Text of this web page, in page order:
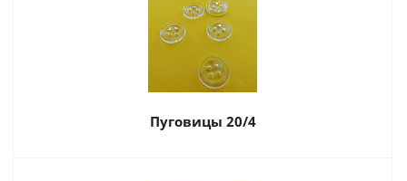
Пуговицы 20/4